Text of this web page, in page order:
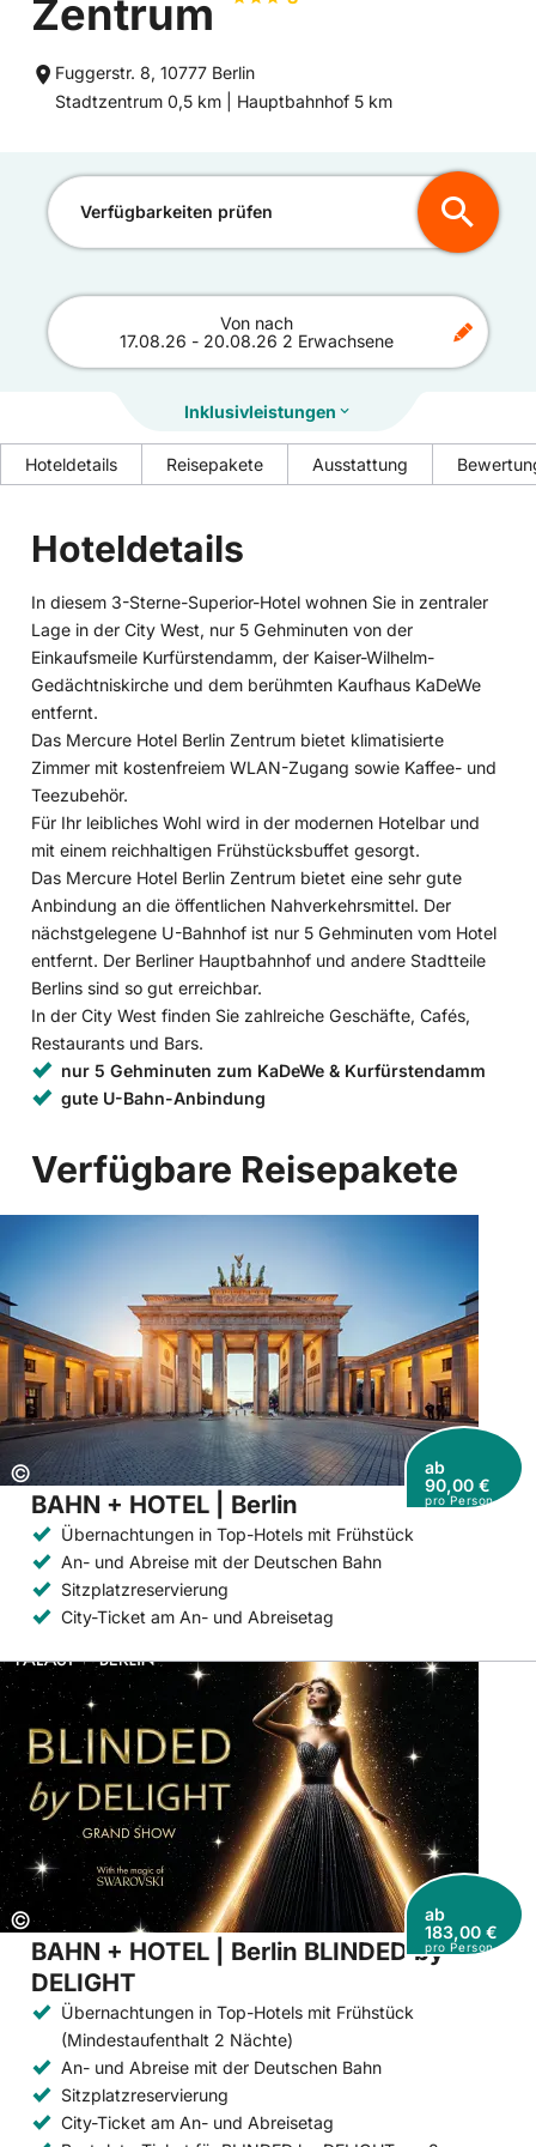
Zentrum
Fuggerstr. 8, 10777 Berlin
Entfernung
Stadtzentrum 0,5 km | Entfernung
Hauptbahnhof 5 km
Verfügbarkeiten prüfen
Von nach
17.08.26 - 20.08.26 2 Erwachsene
Inklusivleistungen
Hoteldetails Reisepakete Ausstattung
Hoteldetails
In diesem 3-Sterne-Superior-Hotel wohnen Sie in zentraler
Lage in der City West, nur 5 Gehminuten von der
Einkaufsmeile Kurfürstendamm, der Kaiser-Wilhelm-
Gedächtniskirche und dem berühmten Kaufhaus KaDeWe
entfernt.
Das Mercure Hotel Berlin Zentrum bietet klimatisierte
Zimmer mit kostenfreiem WLAN-Zugang sowie Kaffee- und
Teezubehör.
Für Ihr leibliches Wohl wird in der modernen Hotelbar und
mit einem reichhaltigen Frühstücksbuffet gesorgt.
Das Mercure Hotel Berlin Zentrum bietet eine sehr gute
Anbindung an die öffentlichen Nahverkehrsmittel. Der
nächstgelegene U-Bahnhof ist nur 5 Gehminuten vom Hotel
entfernt. Der Berliner Hauptbahnhof und andere Stadtteile
Berlins sind so gut erreichbar.
In der City West finden Sie zahlreiche Geschäfte, Cafés,
Restaurants und Bars.
nur 5 Gehminuten zum KaDeWe & Kurfürstendamm
gute U-Bahn-Anbindung
Verfügbare Reisepakete
Copyright:
©
ab
90,00 €
pro Person
BAHN + HOTEL | Berlin
Übernachtungen in Top-Hotels mit Frühstück
An- und Abreise mit der Deutschen Bahn
Sitzplatzreservierung
City-Ticket am An- und Abreisetag
Copyright:
©
ab
183,00 €
pro Person
BAHN + HOTEL | Berlin BLINDED by
DELIGHT
Übernachtungen in Top-Hotels mit Frühstück
(Mindestaufenthalt 2 Nächte)
An- und Abreise mit der Deutschen Bahn
Sitzplatzreservierung
City-Ticket am An- und Abreisetag